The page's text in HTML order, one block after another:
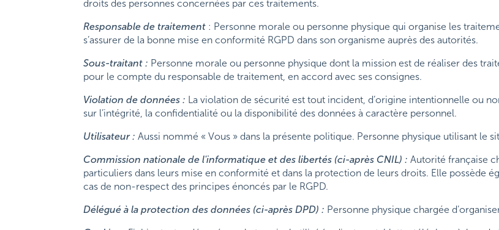
droits des personnes concernées par ces traitements.
Responsable de traitement : Personne morale ou personne physique qui organise les
s’assurer de la bonne mise en conformité RGPD dans son organisme auprès des autorités.
Sous-traitant : Personne morale ou personne physique dont la mission est de réaliser des
pour le compte du responsable de traitement, en accord avec ses consignes.
Violation de données : La violation de sécurité est tout incident, d’origine intentionnelle ou
sur l’intégrité, la confidentialité ou la disponibilité des données à caractère personnel.
Utilisateur : Aussi nommé « Vous » dans la présente politique. Personne physique utilisant le
Commission nationale de l'informatique et des libertés (ci-après CNIL) : Autorité française
particuliers dans leurs mise en conformité et dans la protection de leurs droits. Elle possède
cas de non-respect des principes énoncés par le RGPD.
Délégué à la protection des données (ci-après DPD) : Personne physique chargée